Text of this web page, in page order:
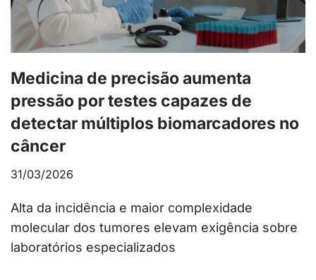
Medicina de precisão aumenta
pressão por testes capazes de
detectar múltiplos biomarcadores no
câncer
31/03/2026
Alta da incidência e maior complexidade
molecular dos tumores elevam exigência sobre
laboratórios especializados